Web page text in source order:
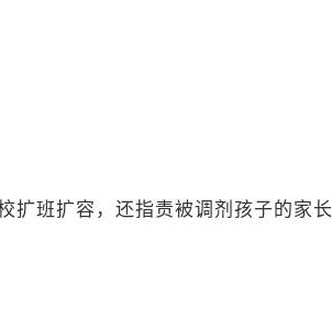
扩班扩容，还指责被调剂孩子的家长